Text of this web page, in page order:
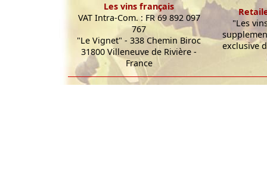
Les vins français
VAT Intra-Com. : FR 69 892 097
767
"Le Vignet" - 338 Chemin Biroc
31800 Villeneuve de Rivière -
France
"Les
exclusive